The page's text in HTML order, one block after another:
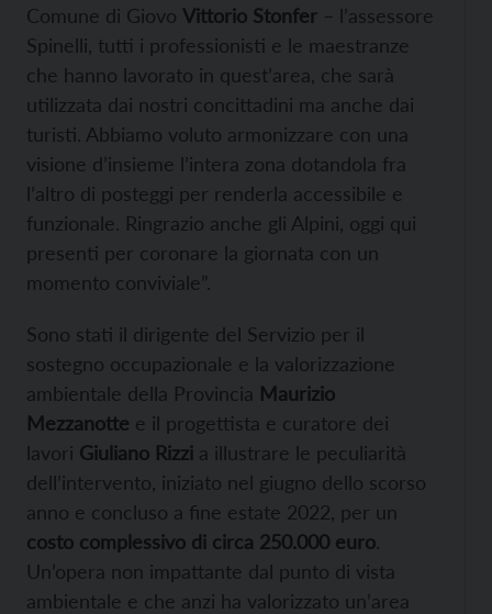
Comune di Giovo Vittorio Stonfer – l’assessore
Spinelli, tutti i professionisti e le maestranze
che hanno lavorato in quest’area, che sarà
utilizzata dai nostri concittadini ma anche dai
turisti. Abbiamo voluto armonizzare con una
visione d’insieme l’intera zona dotandola fra
l’altro di posteggi per renderla accessibile e
funzionale. Ringrazio anche gli Alpini, oggi qui
presenti per coronare la giornata con un
momento conviviale”.
Sono stati il dirigente del Servizio per il
sostegno occupazionale e la valorizzazione
ambientale della Provincia Maurizio
Mezzanotte e il progettista e curatore dei
lavori Giuliano Rizzi a illustrare le peculiarità
dell’intervento, iniziato nel giugno dello scorso
anno e concluso a fine estate 2022, per un
costo complessivo di circa 250.000 euro.
Un’opera non impattante dal punto di vista
ambientale e che anzi ha valorizzato un’area